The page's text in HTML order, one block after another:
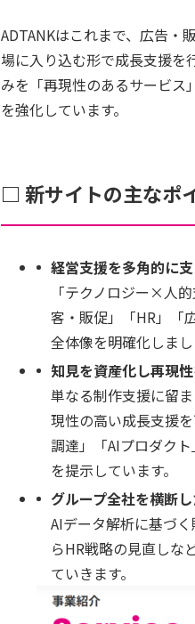
ADTANKはこれまで、広告・
場に入り込む形で成長支援を
みを「再現性のあるサービス
を強化しています。
□ 新サイトの主なポ
経営支援を多角的に
「テクノロジー×人
客・販促」「HR」「
全体像を明確化しま
知見を資産化し再現
単なる制作支援に留
現性の高い成長支援
調達」「AIプロダク
を提示しています。
グループ全社を横断
AIデータ解析に基づ
らHR戦略の見直しな
ていきます。